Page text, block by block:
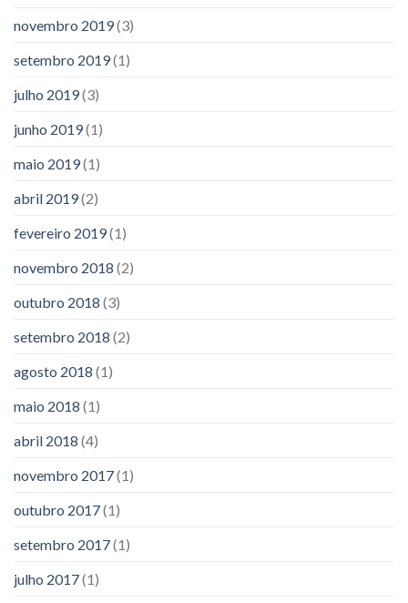
novembro 2019(3)
setembro 2019(1)
julho 2019(3)
junho 2019(1)
maio 2019(1)
abril 2019(2)
fevereiro 2019(1)
novembro 2018 (2)
outubro 2018 (3)
setembro 2018 (2)
agosto 2018 (1)
maio 2018 (1)
abril 2018 (4)
novembro 2017(1)
outubro 2017(1)
setembro 2017(1)
julho 2017(1)